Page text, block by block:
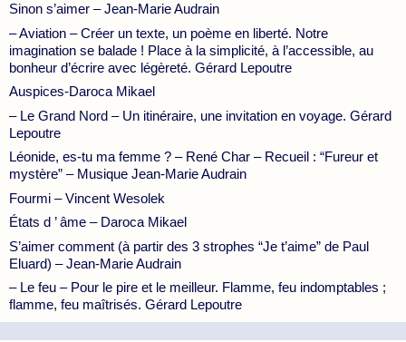
Sinon s’aimer – Jean-Marie Audrain
– Aviation – Créer un texte, un poème en liberté. Notre
imagination se balade ! Place à la simplicité, à l’accessible, au
bonheur d’écrire avec légèreté. Gérard Lepoutre
Auspices-Daroca Mikael
– Le Grand Nord – Un itinéraire, une invitation en voyage. Gérard
Lepoutre
Léonide, es-tu ma femme ? – René Char – Recueil : “Fureur et
mystère” – Musique Jean-Marie Audrain
Fourmi – Vincent Wesolek
États d ’ âme – Daroca Mikael
S’aimer comment (à partir des 3 strophes “Je t’aime” de Paul
Eluard) – Jean-Marie Audrain
– Le feu – Pour le pire et le meilleur. Flamme, feu indomptables ;
flamme, feu maîtrisés. Gérard Lepoutre